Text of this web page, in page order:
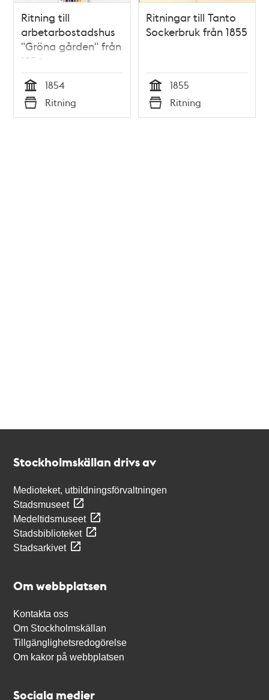
Ritning till
arbetarbostadshus
"Gröna gården" från
1854
Tid
1854
Typ
Ritning
Ritningar till Tanto
Sockerbruk från 1855
Tid
1855
Typ
Ritning
Stockholmskällan drivs av
Medioteket, utbildningsförvaltningen
Stadsmuseet
Medeltidsmuseet
Stadsbiblioteket
Stadsarkivet
Om webbplatsen
Kontakta oss
Om Stockholmskällan
Tillgänglighetsredogörelse
Om kakor på webbplatsen
Sociala medier